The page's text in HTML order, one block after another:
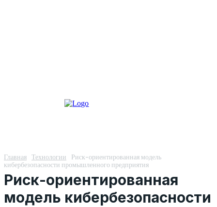
Главная Технологии
Риск-ориентированная модель
кибербезопасности промышленного предприятия
Риск-ориентированная
модель кибербезопасности